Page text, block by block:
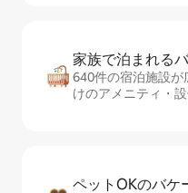
家族で泊まれる
640件の宿泊施設が
けのアメニティ・
ペットOKのバ⁠ケ⁠